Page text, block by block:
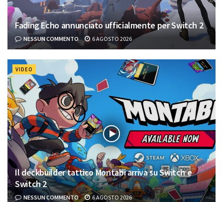
Fading Echo annunciato ufficialmente per Switch 2
NESSUN COMMENTO 6 AGOSTO 2026
VIDEO
Il deckbuilder tattico Montabi arriva su Switch e
Switch 2
NESSUN COMMENTO 6 AGOSTO 2026